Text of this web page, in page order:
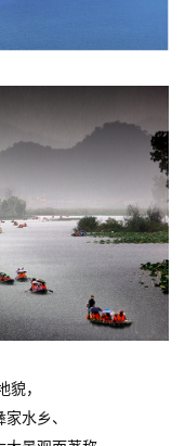
貌，
水乡、